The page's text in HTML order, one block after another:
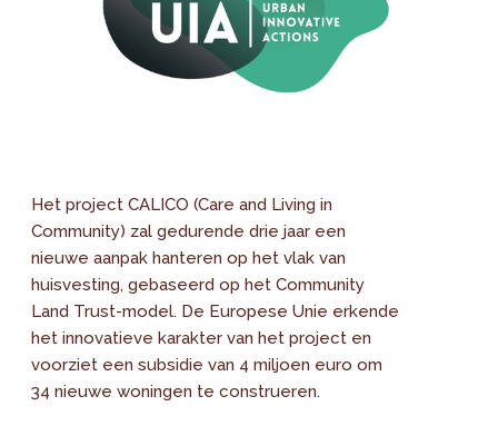
Het project CALICO (Care and Living in
Community) zal gedurende drie jaar een
nieuwe aanpak hanteren op het vlak van
huisvesting, gebaseerd op het Community
Land Trust-model. De Europese Unie erkende
het innovatieve karakter van het project en
voorziet een subsidie van 4 miljoen euro om
34 nieuwe woningen te construeren.